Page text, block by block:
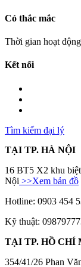
Có thắc mắc
Thời gian hoạt
Kết nối
Tìm kiếm đại lý
TẠI TP. HÀ NỘI
16 BT5 X2 khu
Nội >>Xem bản đồ
Hotline: 0903 454
Kỹ thuật:
TẠI TP. HỒ CHÍ
354/41/26 Phan